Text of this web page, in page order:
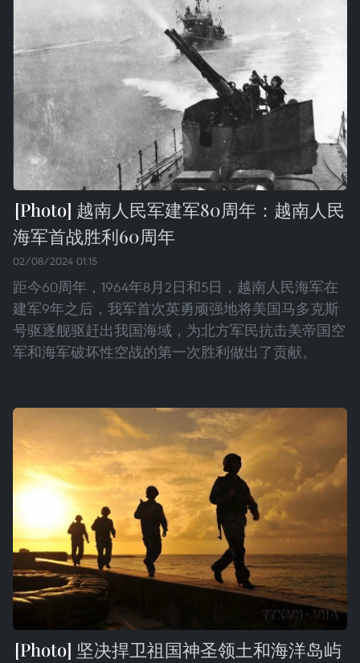
越南人民军建军80周年：越南人民
海军首战胜利60周年
02/08/2024 01:15
距今60周年，1964年8月2日和5日，越南人民海军在
建军9年之后，我军首次英勇顽强地将美国马多克斯
号驱逐舰驱赶出我国海域，为北方军民抗击美帝国空
军和海军破坏性空战的第一次胜利做出了贡献。
坚决捍卫祖国神圣领土和海洋岛屿